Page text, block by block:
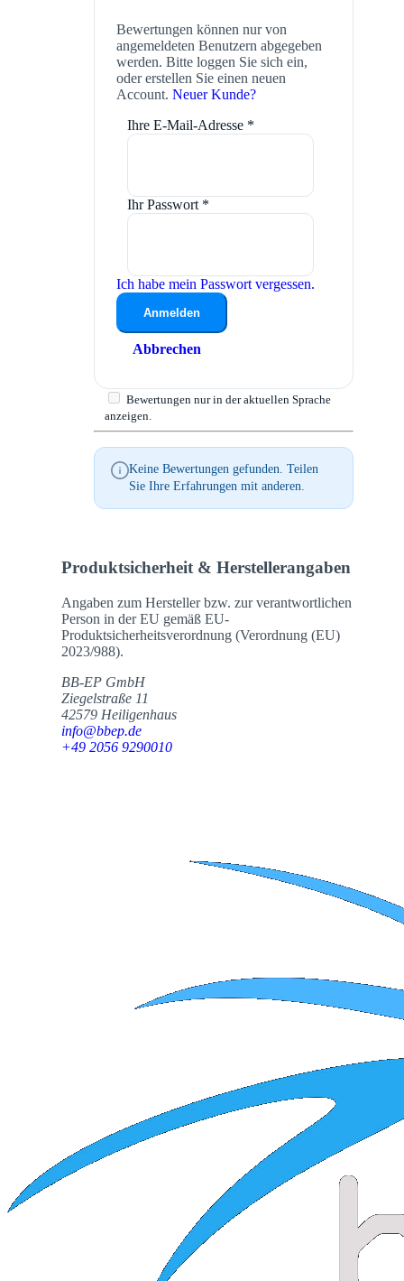
Bewertungen können nur von
angemeldeten Benutzern abgegeben
werden. Bitte loggen Sie sich ein,
oder erstellen Sie einen neuen
Account. Neuer Kunde?
Ihre E-Mail-Adresse *
Ihr Passwort *
Ich habe mein Passwort vergessen.
Anmelden
Abbrechen
Bewertungen nur in der aktuellen Sprache
anzeigen.
Keine Bewertungen gefunden. Teilen
Sie Ihre Erfahrungen mit anderen.
Produktsicherheit & Herstellerangaben
Angaben zum Hersteller bzw. zur verantwortlichen
Person in der EU gemäß EU-
Produktsicherheitsverordnung (Verordnung (EU)
2023/988).
BB-EP GmbH
Ziegelstraße 11
42579 Heiligenhaus
info@bbep.de
+49 2056 9290010